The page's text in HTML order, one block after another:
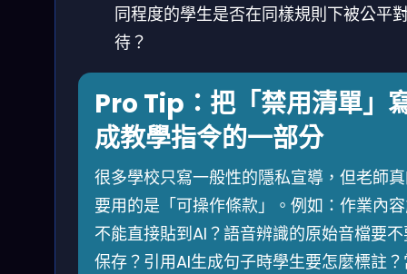
同程度的學生是否在同樣規則下被公平
待？
Pro Tip：把「禁用清單」
成教學指令的一部分
很多學校只寫一般性的隱私宣導，但老師
要用的是「可操作條款」。例如：作業內
不能直接貼到AI？語音辨識的原始音檔要
保存？引用AI生成句子時學生要怎麼標註